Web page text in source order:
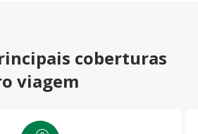
coberturas
viagem